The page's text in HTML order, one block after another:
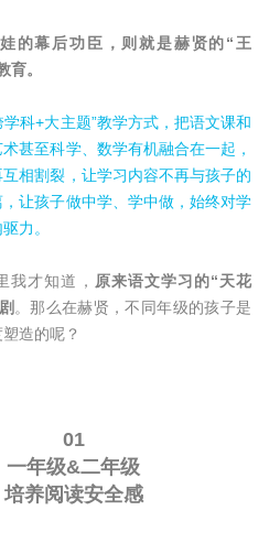
的幕后功臣，则就是赫贤的“王
。
学科+大主题”教学方式，把语文课和
甚至科学、数学有机融合在一起，
相割裂，让学习内容不再与孩子的
让孩子做中学、学中做，始终对学
力。
我才知道， 原来语文学习的“天花
。那么在赫贤，不同年级的孩子是
造的呢？
01
一年级&二年级
培养阅读安全感